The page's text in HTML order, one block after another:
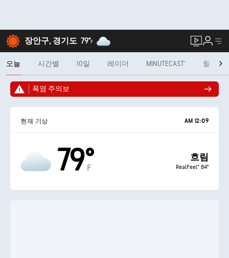
장안구, 경기도 79°F
오늘 시간별 10일 레이더 MINUTECAST® 월
폭염 주의보
현재 기상 AM 12:09
79°
F
흐림
RealFeel® 84°